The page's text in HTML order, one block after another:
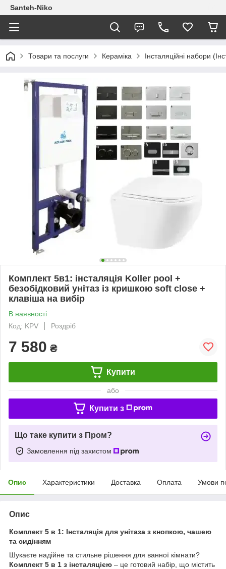
Santeh-Niko
Товари та послуги Кераміка Інсталяційні набори
Комплект 5в1: інсталяція Koller pool +
безобідковий унітаз із кришкою soft close +
клавіша на вибір
В наявності
Код: KPV
Роздріб
7 580 ₴
Купити
або
Купити з
Що таке купити з Пром?
Замовлення під захистом
Опис Характеристики Доставка Оплата Умови
Опис
Комплект 5 в 1: Інсталяція для унітаза з кнопкою, чашею
та сидінням
Шукаєте надійне та стильне рішення для ванної кімнати?
Комплект 5 в 1 з інсталяцією – це готовий набір, що містить